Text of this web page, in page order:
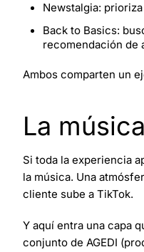
Newstalgia:
Back to Basics:
recomendación de
Ambos comparten un
La
Si toda la experiencia
la música. Una
cliente sube a TikTok.
Y aquí entra una capa
conjunto de AGEDI